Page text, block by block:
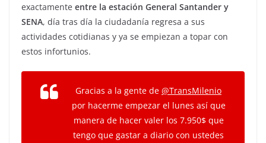
exactamente entre la estación General Santander y
SENA, día tras día la ciudadanía regresa a sus
actividades cotidianas y ya se empiezan a topar con
estos infortunios.
Gracias a la gente de @TransMilenio
por hacerme empezar el lunes así que
manera de hacer valer los 7.950$ que
tengo que gastar a diario con ustedes